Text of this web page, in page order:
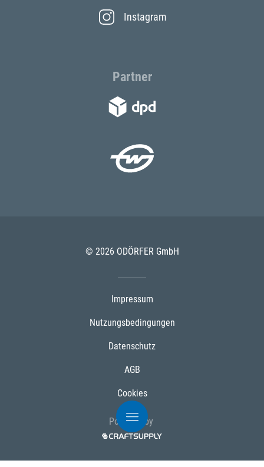
Instagram
Partner
© 2026 ODÖRFER GmbH
Impressum
Nutzungsbedingungen
Datenschutz
AGB
Cookies
Powered by